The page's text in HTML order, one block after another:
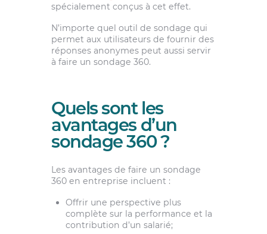
spécialement conçus à cet effet.
N’importe quel outil de sondage qui
permet aux utilisateurs de fournir des
réponses anonymes peut aussi servir
à faire un sondage 360.
Quels sont les
avantages d’un
sondage 360 ?
Les avantages de faire un sondage
360 en entreprise incluent :
Offrir une perspective plus
complète sur la performance et la
contribution d’un salarié;